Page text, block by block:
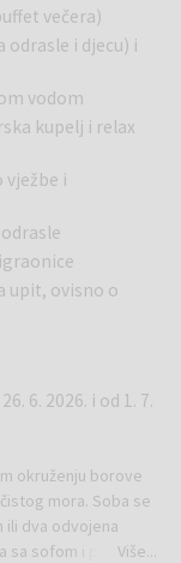
večera)
i djecu) i
vodom
kupelj i relax
i
upit, ovisno o
6. 2026. i od 1. 7.
okruženju borove
mora. Soba se
dva odvojena
sa sofom i pisaćim
Više...